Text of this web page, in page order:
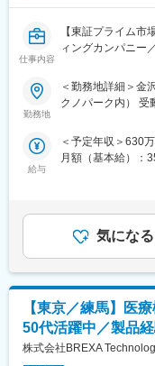
新たなスキルを
・ソフトウェア高
様々な技術分野
・ソフトウェア高
■携わる事業・サ
最新フラッシュ
自律走行ロボッ
たちが、お客様の
作りたい製品を
【従事すべき業務
会社の定める業務
仕事内容
【東証プライム
ィングカンパニー
■業務概要：
新薬開発の最前線
に携わって頂きま
・C#/.NETを用い
像解析）
・製品の評価・検
・ソフトウェア製
応）
・技術ドキュメン
細胞を自動で撮影
や動きを解析する
す。RTOSを仕様
勤務地
＜勤務地詳細＞金
クノパーク内） 受
給与
＜予定年収＞630
月額（基本給）：
上下する可能性
す。
気になる
【東京／練馬】医
50代活躍中／製品
株式会社BREXA